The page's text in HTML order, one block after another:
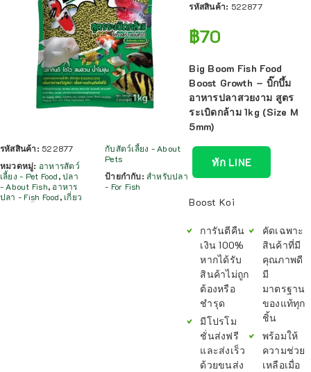
รหัสสินค้า: 522877
หมวดหมู่: อาหารสัตว์
เลี้ยง - Pet Food,ปลา
- About Fish, อาหาร
ปลา - Fish Food, เกี่ยว
กับสัตว์เลี้ยง - About
Pets
ป้ายกำกับ:สำหรับปลา
- For Fish
รหัสสินค้า: 522877
฿70
Big Boom Fish Food
Boost Growth – บิ๊กบึ้ม
อาหารปลาสวยงาม สูตร
ระเบิดกล้าม 1kg (Size M
5mm)
ทัก LINE
Boost Koi
การันตีคืน
เงิน 100%
หากได้รับ
สินค้าไม่ถูก
ต้องหรือ
ชำรุด
มีโปรโม
ชั่นส่งฟรี
และส่งเร็ว
ด้วยขนส่ง
คัดเฉพาะ
สินค้าที่มี
คุณภาพดี
มี
มาตรฐาน
ของแท้ทุก
ชิ้น
พร้อมให้
ความช่วย
เหลือเมื่อ